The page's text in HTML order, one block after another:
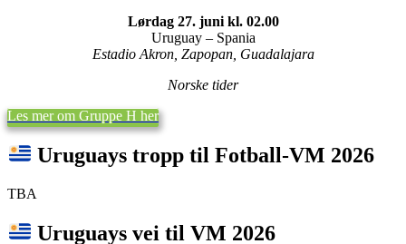
Lørdag 27. juni kl. 02.00
Uruguay – Spania
Estadio Akron, Zapopan, Guadalajara
Norske tider
Les mer om Gruppe H her
Uruguays tropp til Fotball-VM 2026
TBA
Uruguays vei til VM 2026